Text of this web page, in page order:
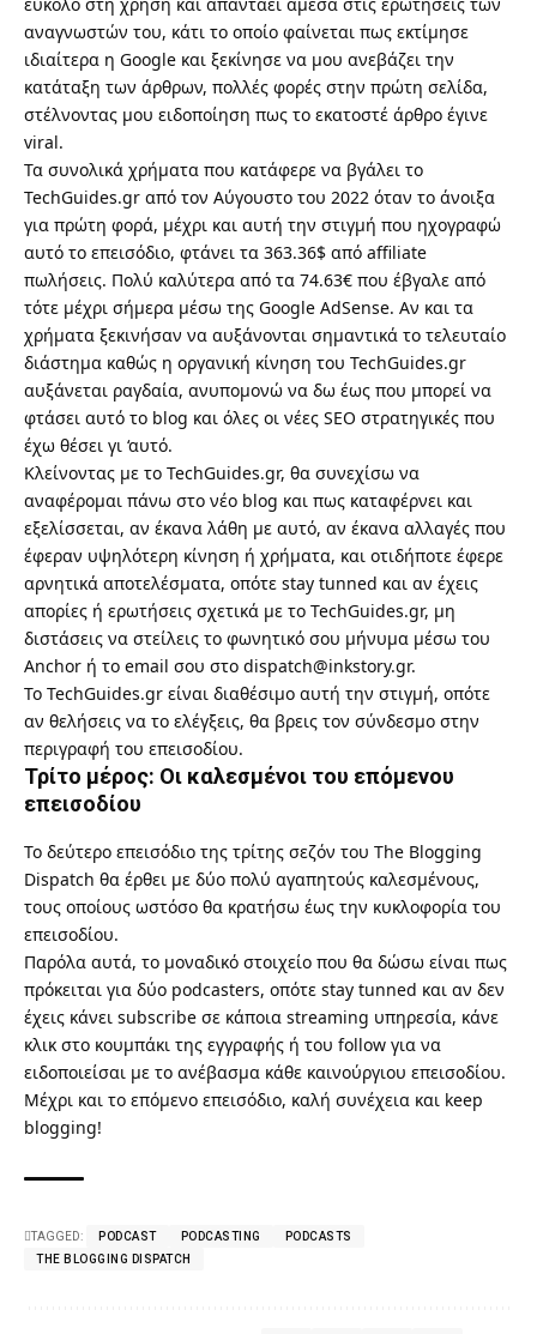
αναγνωστών του, κάτι το οποίο φαίνεται πως εκτίμησε
ιδιαίτερα η Google και ξεκίνησε να μου ανεβάζει την
κατάταξη των άρθρων, πολλές φορές στην πρώτη σελίδα,
στέλνοντας μου ειδοποίηση πως το εκατοστέ άρθρο έγινε
viral.
Τα συνολικά χρήματα που κατάφερε να βγάλει το
TechGuides.gr από τον Αύγουστο του 2022 όταν το άνοιξα
για πρώτη φορά, μέχρι και αυτή την στιγμή που ηχογραφώ
αυτό το επεισόδιο, φτάνει τα 363.36$ από affiliate
πωλήσεις. Πολύ καλύτερα από τα 74.63€ που έβγαλε από
τότε μέχρι σήμερα μέσω της Google AdSense. Αν και τα
χρήματα ξεκινήσαν να αυξάνονται σημαντικά το τελευταίο
διάστημα καθώς η οργανική κίνηση του TechGuides.gr
αυξάνεται ραγδαία, ανυπομονώ να δω έως που μπορεί να
φτάσει αυτό το blog και όλες οι νέες SEO στρατηγικές που
έχω θέσει γι ‘αυτό.
Κλείνοντας με το TechGuides.gr, θα συνεχίσω να
αναφέρομαι πάνω στο νέο blog και πως καταφέρνει και
εξελίσσεται, αν έκανα λάθη με αυτό, αν έκανα αλλαγές που
έφεραν υψηλότερη κίνηση ή χρήματα, και οτιδήποτε έφερε
αρνητικά αποτελέσματα, οπότε stay tunned και αν έχεις
απορίες ή ερωτήσεις σχετικά με το TechGuides.gr, μη
διστάσεις να στείλεις το φωνητικό σου μήνυμα μέσω του
Anchor ή το email σου στο dispatch@inkstory.gr.
Το TechGuides.gr είναι διαθέσιμο αυτή την στιγμή, οπότε
αν θελήσεις να το ελέγξεις, θα βρεις τον σύνδεσμο στην
περιγραφή του επεισοδίου.
Τρίτο μέρος: Οι καλεσμένοι του επόμενου
επεισοδίου
Το δεύτερο επεισόδιο της τρίτης σεζόν του The Blogging
Dispatch θα έρθει με δύο πολύ αγαπητούς καλεσμένους,
τους οποίους ωστόσο θα κρατήσω έως την κυκλοφορία του
επεισοδίου.
Παρόλα αυτά, το μοναδικό στοιχείο που θα δώσω είναι πως
πρόκειται για δύο podcasters, οπότε stay tunned και αν δεν
έχεις κάνει subscribe σε κάποια streaming υπηρεσία, κάνε
κλικ στο κουμπάκι της εγγραφής ή του follow για να
ειδοποιείσαι με το ανέβασμα κάθε καινούργιου επεισοδίου.
Μέχρι και το επόμενο επεισόδιο, καλή συνέχεια και keep
blogging!
TAGGED: PODCAST PODCASTING
PODCASTS
THE BLOGGING DISPATCH